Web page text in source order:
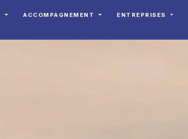
ACCOMPAGNEMENT ENTREPRISES